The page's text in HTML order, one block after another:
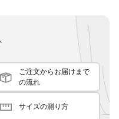
ご注文からお届けまで
の流れ
サイズの測り方